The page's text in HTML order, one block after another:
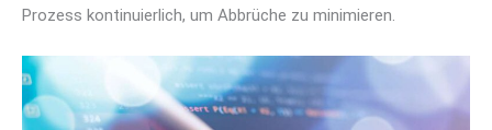
Prozess kontinuierlich, um Abbrüche zu minimieren.